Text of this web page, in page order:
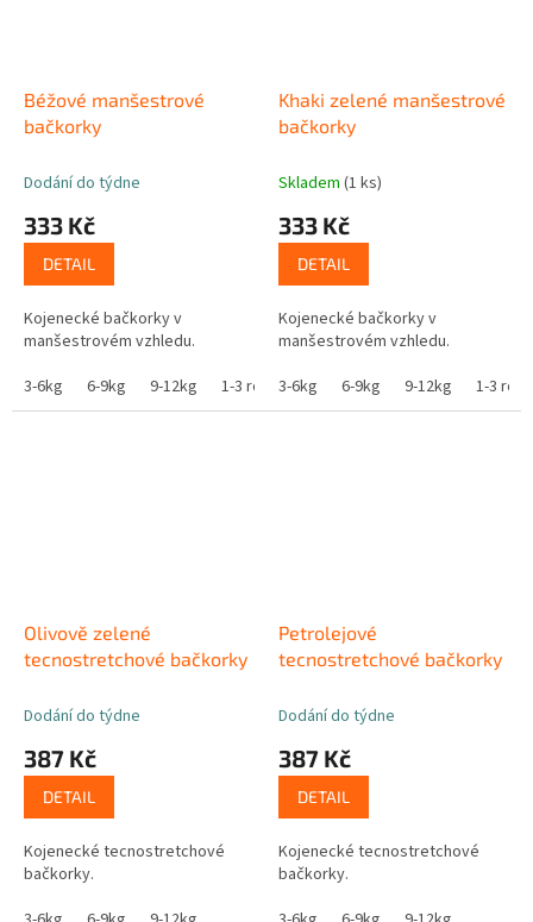
Béžové manšestrové
bačkorky
Dodání do týdne
333 Kč
DETAIL
Kojenecké bačkorky v
manšestrovém vzhledu.
3-6kg
6-9kg 9-12kg 1-3 roky
Khaki zelené manšestrové
bačkorky
Skladem (1 ks)
333 Kč
DETAIL
Kojenecké bačkorky v
manšestrovém vzhledu.
3-6kg
6-9kg 9-12kg 1-3 roky
Olivově zelené
tecnostretchové bačkorky
Dodání do týdne
387 Kč
DETAIL
Kojenecké tecnostretchové
bačkorky.
Petrolejové
tecnostretchové bačkorky
Dodání do týdne
387 Kč
DETAIL
Kojenecké tecnostretchové
bačkorky.